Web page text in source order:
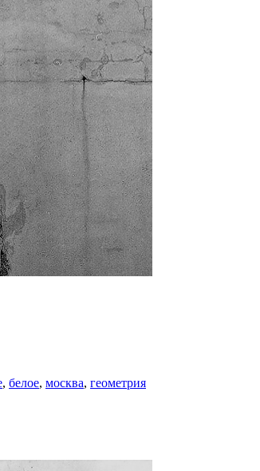
, белое, москва, геометрия